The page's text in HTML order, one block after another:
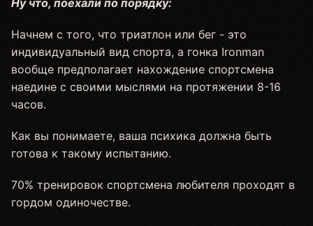
Ну что, поехали по порядку:
Начнем с того, что триатлон или бег - это
индивидуальный вид спорта, а гонка Ironman
вообще предполагает нахождение спортсмена
наедине с своими мыслями на протяжении 8-16
часов.
Как вы понимаете, ваша психика должна быть
готова к такому испытанию.
70% тренировок спортсмена любителя проходят в
гордом одиночестве.